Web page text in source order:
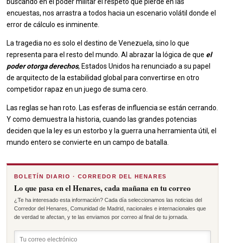
buscando en el poder militar el respeto que pierde en las
encuestas, nos arrastra a todos hacia un escenario volátil donde el
error de cálculo es inminente.
La tragedia no es solo el destino de Venezuela, sino lo que
representa para el resto del mundo. Al abrazar la lógica de que el
poder otorga derechos, Estados Unidos ha renunciado a su papel
de arquitecto de la estabilidad global para convertirse en otro
competidor rapaz en un juego de suma cero.
Las reglas se han roto. Las esferas de influencia se están cerrando.
Y como demuestra la historia, cuando las grandes potencias
deciden que la ley es un estorbo y la guerra una herramienta útil, el
mundo entero se convierte en un campo de batalla.
BOLETÍN DIARIO · CORREDOR DEL HENARES
Lo que pasa en el Henares, cada mañana en tu correo
¿Te ha interesado esta información? Cada día seleccionamos las noticias del
Corredor del Henares, Comunidad de Madrid, nacionales e internacionales que
de verdad te afectan, y te las enviamos por correo al final de tu jornada.